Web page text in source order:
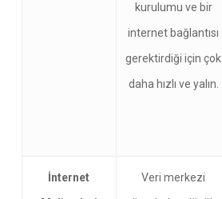
kurulumu ve bir
internet bağlantısı
gerektirdiği için çok
daha hızlı ve yalın.
İnternet
Veri merkezi